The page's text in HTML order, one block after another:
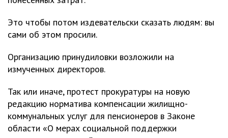
Это чтобы потом издевательски сказать людям: вы
сами об этом просили.
Организацию принудиловки возложили на
измученных директоров.
Так или иначе, протест прокуратуры на новую
редакцию норматива компенсации жилищно-
коммунальных услуг для пенсионеров в Законе
области «О мерах социальной поддержки